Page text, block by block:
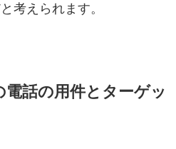
考えられます。
電話の用件とターゲッ